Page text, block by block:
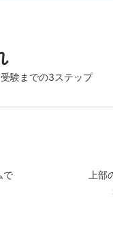
験までの3ステップ
で
上